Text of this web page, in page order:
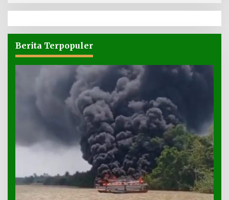
Berita Terpopuler